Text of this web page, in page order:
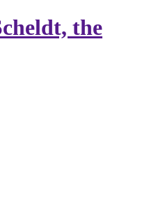
the